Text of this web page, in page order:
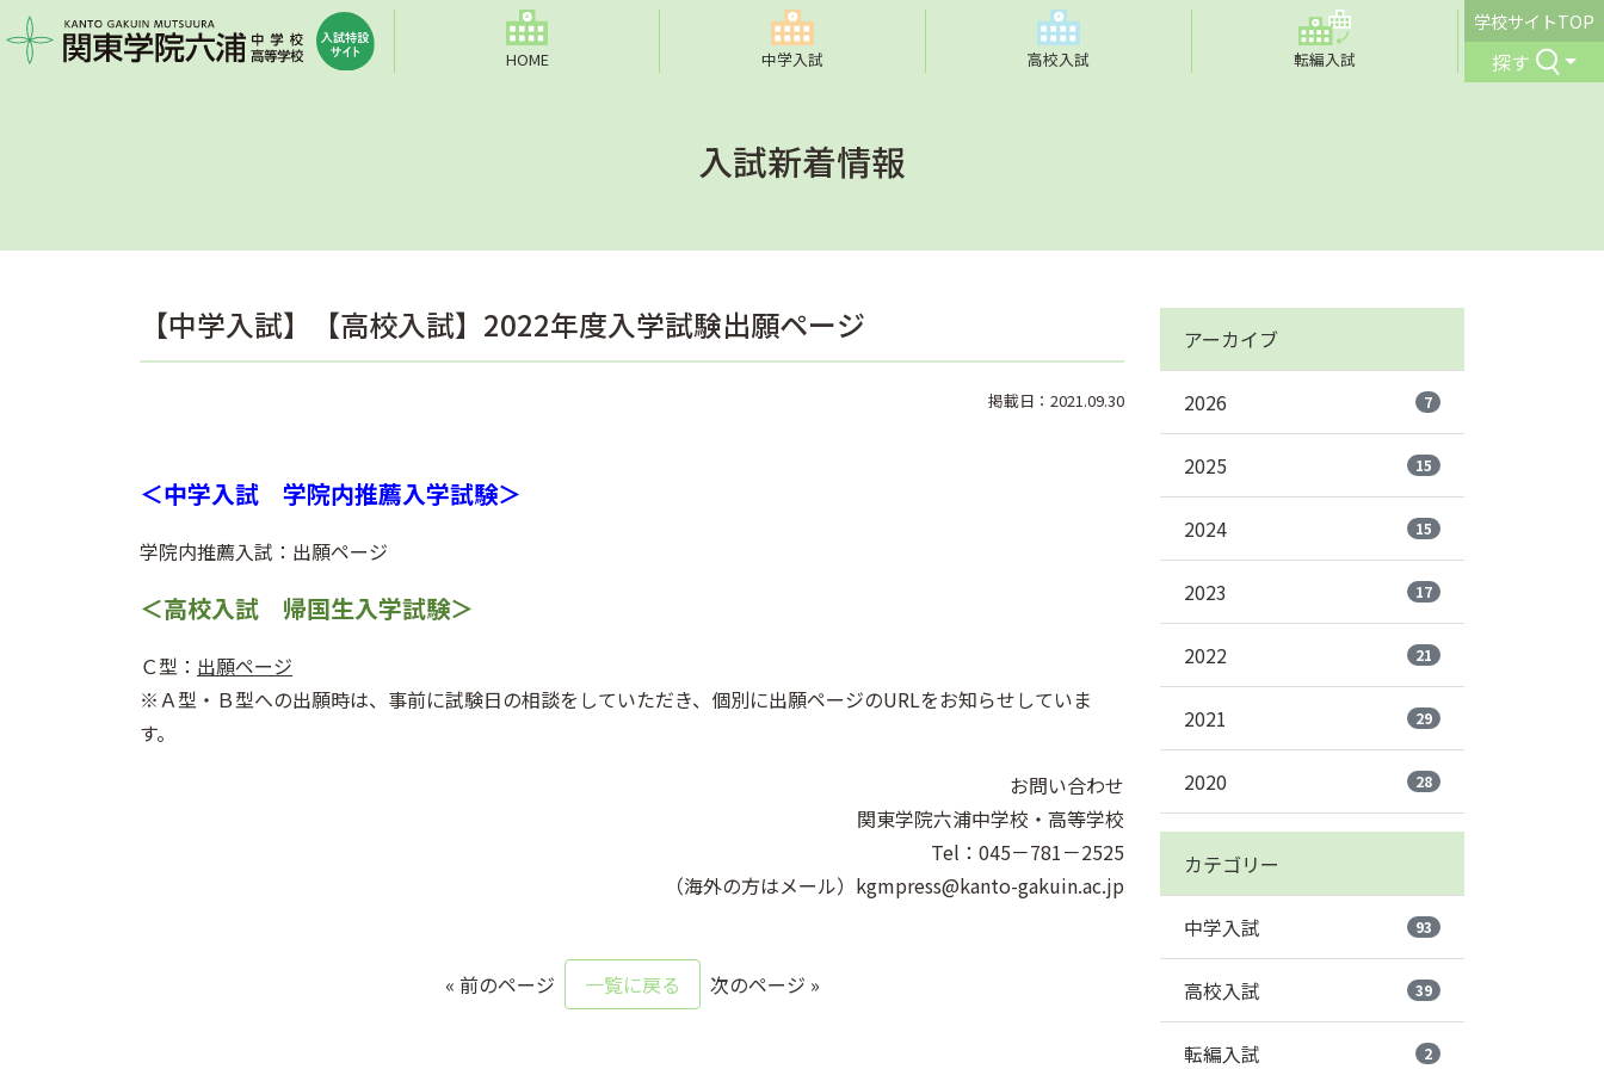
HOME 中学入試 高校入試 転編入試
学校サイトTOP
探す
入試新着情報
【中学入試】【高校入試】2022年度入学試験出願ページ
掲載日：2021.09.30
＜中学入試 学院内推薦入学試験＞
学院内推薦入試：出願ページ
＜高校入試 帰国生入学試験＞
Ｃ型： 出願ページ
※Ａ型・Ｂ型への出願時は、事前に試験日の相談をしていただき、個別に出願ページのURLをお知らせしていま
す。
お問い合わせ
関東学院六浦中学校・高等学校
Tel：045－781－2525
（海外の方はメール） kgmpress@kanto-gakuin.ac.jp
« 前のページ 一覧に戻る 次のページ »
アーカイブ
2026 7
2025 15
2024 15
2023 17
2022 21
2021 29
2020 28
カテゴリー
中学入試 93
高校入試 39
転編入試 2